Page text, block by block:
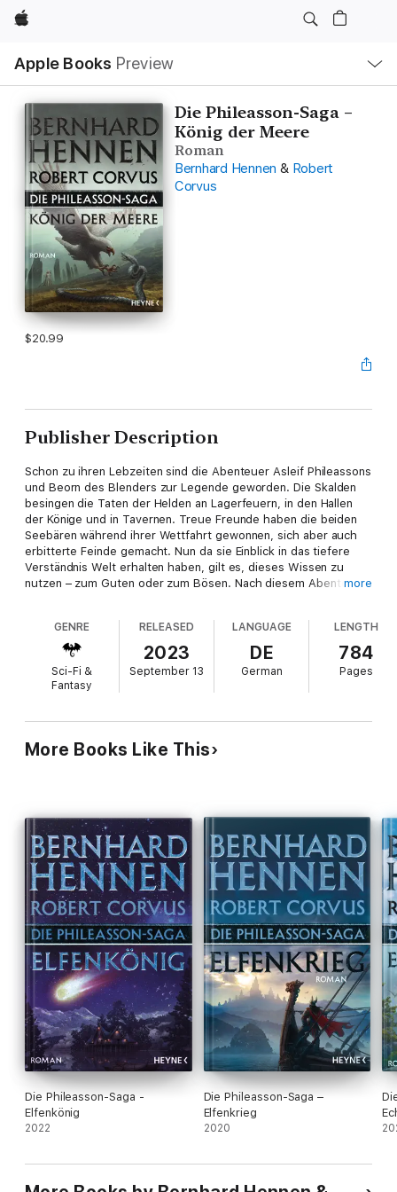
Apple
Apple Books Preview
Nav
Open
Menu
Die Phileasson-Saga –
König der Meere
Roman
Bernhard Hennen & Robert
Corvus
$20.99
Publisher Description
Schon zu ihren Lebzeiten sind die Abenteuer Asleif Phileassons
und Beorn des Blenders zur Legende geworden. Die Skalden
besingen die Taten der Helden an Lagerfeuern, in den Hallen
der Könige und in Tavernen. Treue Freunde haben die beiden
Seebären während ihrer Wettfahrt gewonnen, sich aber auch
erbitterte Feinde gemacht. Nun da sie Einblick in das tiefere
Verständnis Welt erhalten haben, gilt es, dieses Wissen zu
nutzen – zum Guten oder zum Bösen. Nach diesem Abenteuer
nur einen König der Meere geben!
more
GENRE
Sci-Fi &
Fantasy
RELEASED
2023
September 13
LANGUAGE
DE
German
LENGTH
784
Pages
More Books Like This
Die Phileasson-Saga -
Elfenkönig
2022
Die Phileasson-Saga –
Elfenkrieg
2020